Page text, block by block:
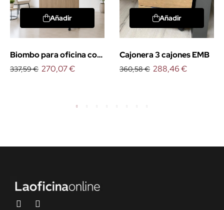
Añadir
Biombo para oficina con
ruedas
337,59 € 270,07 €
Añadir
Cajonera 3 cajones EMB
360,58 € 288,46 €